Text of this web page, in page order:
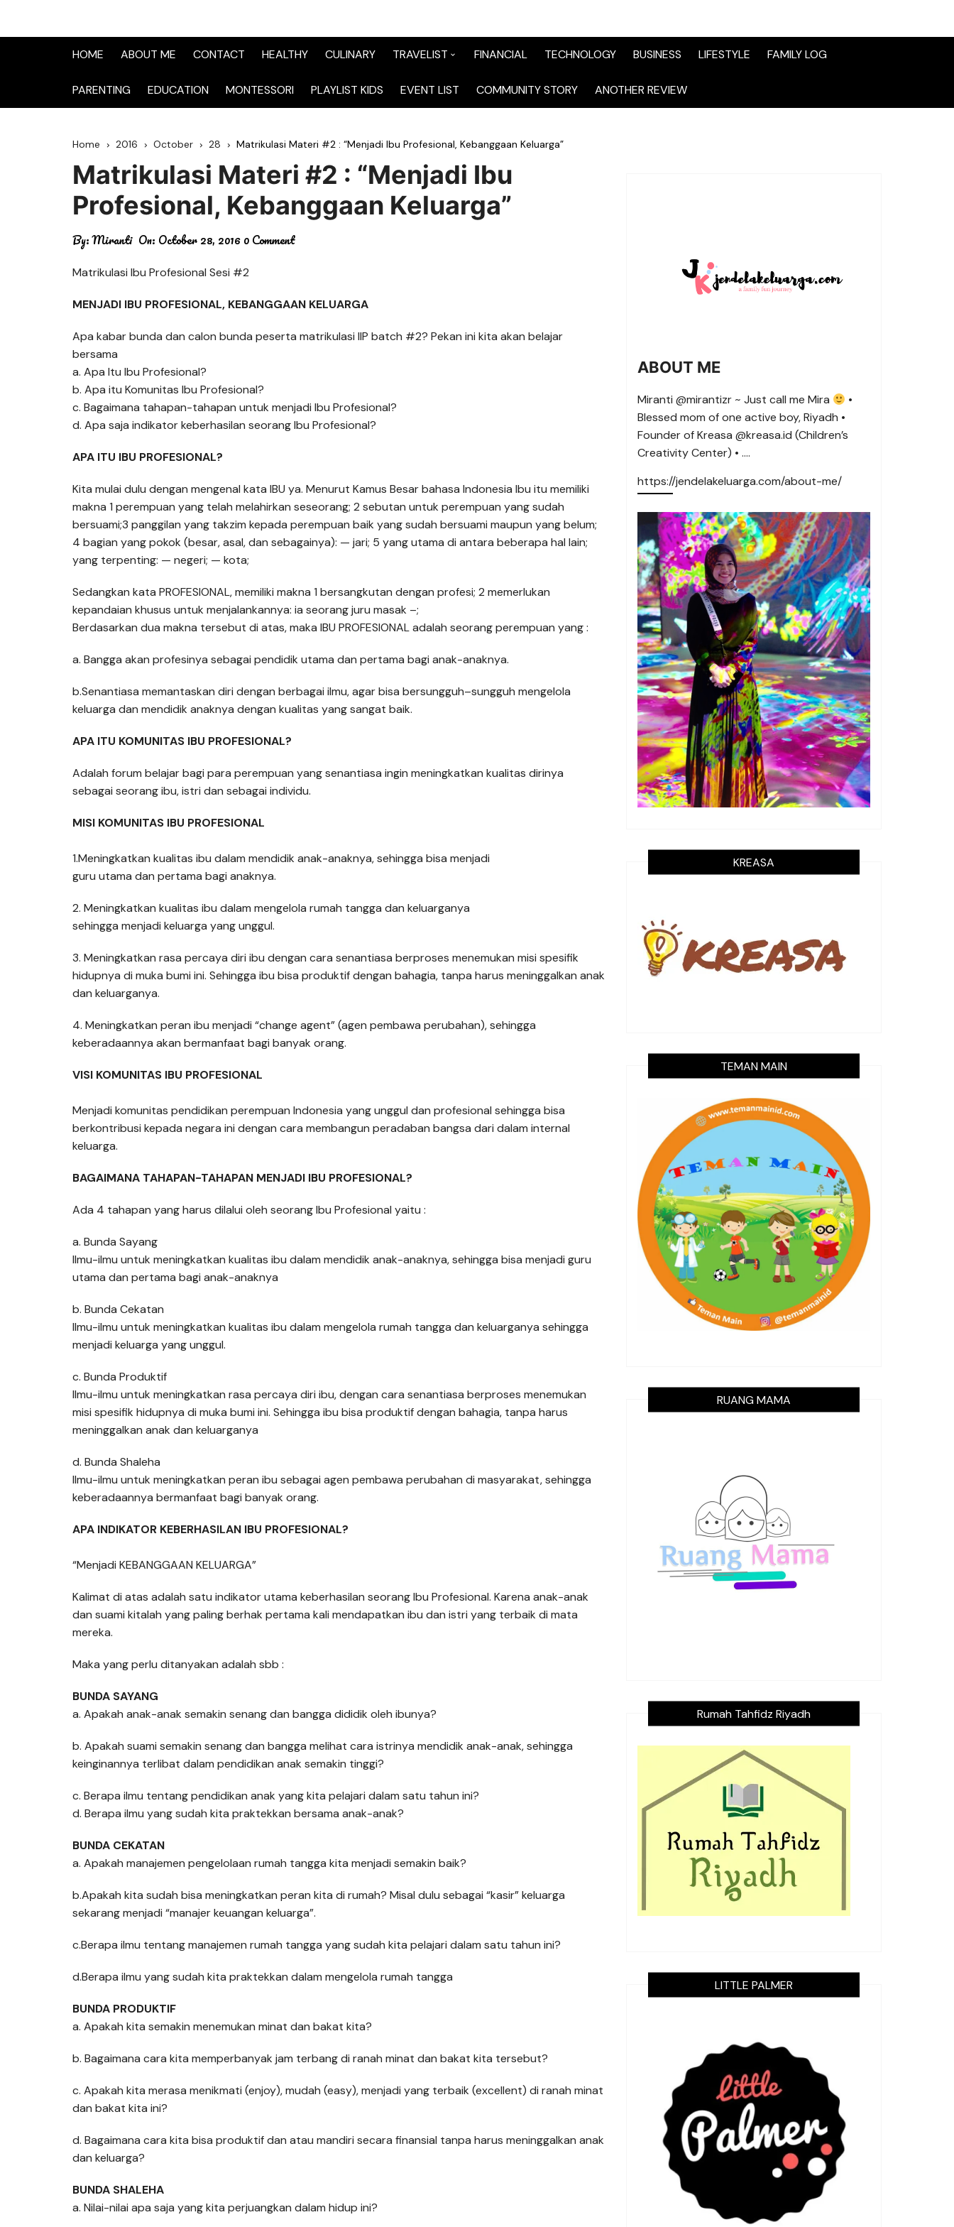
HOME ABOUT ME CONTACT HEALTHY CULINARY TRAVELIST
TraveList Sumatera
TraveList Bandung
TraveList Jawa
TraveList Mix
FINANCIAL TECHNOLOGY BUSINESS LIFESTYLE FAMILY LOG
PARENTING EDUCATION MONTESSORI PLAYLIST KIDS EVENT LIST COMMUNITY STORY ANOTHER REVIEW
Home 2016 October 28 Matrikulasi Materi #2 : “Menjadi Ibu Profesional, Kebanggaan Keluarga”
Matrikulasi Materi #2 : “Menjadi Ibu
Profesional, Kebanggaan Keluarga”
By:Miranti On: October 28, 20160 Comment
Matrikulasi Ibu Profesional Sesi #2​
MENJADI IBU PROFESIONAL, KEBANGGAAN KELUARGA
Apa kabar bunda dan calon bunda peserta matrikulasi IIP batch #2? Pekan ini kita akan belajar
bersama
a. Apa Itu Ibu Profesional?
b. Apa itu Komunitas Ibu Profesional?
c. Bagaimana tahapan-tahapan untuk menjadi Ibu Profesional?
d. Apa saja indikator keberhasilan seorang Ibu Profesional?
APA ITU IBU PROFESIONAL?
Kita mulai dulu dengan mengenal kata IBU ya. Menurut Kamus Besar bahasa Indonesia Ibu itu memiliki
makna 1 perempuan yang telah melahirkan seseorang; 2 sebutan untuk perempuan yang sudah
bersuami;3 panggilan yang takzim kepada perempuan baik yang sudah bersuami maupun yang belum;
4 bagian yang pokok (besar, asal, dan sebagainya): — jari; 5 yang utama di antara beberapa hal lain;
yang terpenting: — negeri; — kota;
Sedangkan kata PROFESIONAL, memiliki makna 1 bersangkutan dengan profesi; 2 memerlukan
kepandaian khusus untuk menjalankannya: ia seorang juru masak –;
Berdasarkan dua makna tersebut di atas, maka IBU PROFESIONAL adalah seorang perempuan yang :
a. Bangga akan profesinya sebagai pendidik utama dan pertama bagi anak-anaknya.
b.Senantiasa memantaskan diri dengan berbagai ilmu, agar bisa bersungguh–sungguh mengelola
keluarga dan mendidik anaknya dengan kualitas yang sangat baik.
APA ITU KOMUNITAS IBU PROFESIONAL?
Adalah forum belajar bagi para perempuan yang senantiasa ingin meningkatkan kualitas dirinya
sebagai seorang ibu, istri dan sebagai individu.
MISI KOMUNITAS IBU PROFESIONAL
1.Meningkatkan kualitas ibu dalam mendidik anak-anaknya, sehingga bisa menjadi
guru utama dan pertama bagi anaknya.
2. Meningkatkan kualitas ibu dalam mengelola rumah tangga dan keluarganya
sehingga menjadi keluarga yang unggul.
3. Meningkatkan rasa percaya diri ibu dengan cara senantiasa berproses menemukan misi spesifik
hidupnya di muka bumi ini. Sehingga ibu bisa produktif dengan bahagia, tanpa harus meninggalkan anak
dan keluarganya.
4. Meningkatkan peran ibu menjadi “change agent” (agen pembawa perubahan), sehingga
keberadaannya akan bermanfaat bagi banyak orang.
VISI KOMUNITAS IBU PROFESIONAL
Menjadi komunitas pendidikan perempuan Indonesia yang unggul dan profesional sehingga bisa
berkontribusi kepada negara ini dengan cara membangun peradaban bangsa dari dalam internal
keluarga.
BAGAIMANA TAHAPAN-TAHAPAN MENJADI IBU PROFESIONAL?
Ada 4 tahapan yang harus dilalui oleh seorang Ibu Profesional yaitu :
a. Bunda Sayang
Ilmu-ilmu untuk meningkatkan kualitas ibu dalam mendidik anak-anaknya, sehingga bisa menjadi guru
utama dan pertama bagi anak-anaknya
b. Bunda Cekatan
Ilmu-ilmu untuk meningkatkan kualitas ibu dalam mengelola rumah tangga dan keluarganya sehingga
menjadi keluarga yang unggul.
c. Bunda Produktif
Ilmu-ilmu untuk meningkatkan rasa percaya diri ibu, dengan cara senantiasa berproses menemukan
misi spesifik hidupnya di muka bumi ini. Sehingga ibu bisa produktif dengan bahagia, tanpa harus
meninggalkan anak dan keluarganya
d. Bunda Shaleha
Ilmu-ilmu untuk meningkatkan peran ibu sebagai agen pembawa perubahan di masyarakat, sehingga
keberadaannya bermanfaat bagi banyak orang.
APA INDIKATOR KEBERHASILAN IBU PROFESIONAL?
“Menjadi KEBANGGAAN KELUARGA”
Kalimat di atas adalah satu indikator utama keberhasilan seorang Ibu Profesional. Karena anak-anak
dan suami kitalah yang paling berhak pertama kali mendapatkan ibu dan istri yang terbaik di mata
mereka.
Maka yang perlu ditanyakan adalah sbb :
BUNDA SAYANG
a. Apakah anak-anak semakin senang dan bangga dididik oleh ibunya?
b. Apakah suami semakin senang dan bangga melihat cara istrinya mendidik anak-anak, sehingga
keinginannya terlibat dalam pendidikan anak semakin tinggi?
c. Berapa ilmu tentang pendidikan anak yang kita pelajari dalam satu tahun ini?
d. Berapa ilmu yang sudah kita praktekkan bersama anak-anak?
BUNDA CEKATAN
a. Apakah manajemen pengelolaan rumah tangga kita menjadi semakin baik?
b.Apakah kita sudah bisa meningkatkan peran kita di rumah? Misal dulu sebagai “kasir” keluarga
sekarang menjadi “manajer keuangan keluarga”.
c.Berapa ilmu tentang manajemen rumah tangga yang sudah kita pelajari dalam satu tahun ini?
d.Berapa ilmu yang sudah kita praktekkan dalam mengelola rumah tangga
BUNDA PRODUKTIF
a. Apakah kita semakin menemukan minat dan bakat kita?
b. Bagaimana cara kita memperbanyak jam terbang di ranah minat dan bakat kita tersebut?
c. Apakah kita merasa menikmati (enjoy), mudah (easy), menjadi yang terbaik (excellent) di ranah minat
dan bakat kita ini?
d. Bagaimana cara kita bisa produktif dan atau mandiri secara finansial tanpa harus meninggalkan anak
dan keluarga?
BUNDA SHALEHA
a. Nilai-nilai apa saja yang kita perjuangkan dalam hidup ini?
ABOUT ME
Miranti @mirantizr ~ Just call me Mira
•
Blessed mom of one active boy, Riyadh •
Founder of Kreasa @kreasa.id (Children’s
Creativity Center) • ….
https://jendelakeluarga.com/about-me/
KREASA
TEMAN MAIN
RUANG MAMA
Rumah Tahfidz Riyadh
LITTLE PALMER